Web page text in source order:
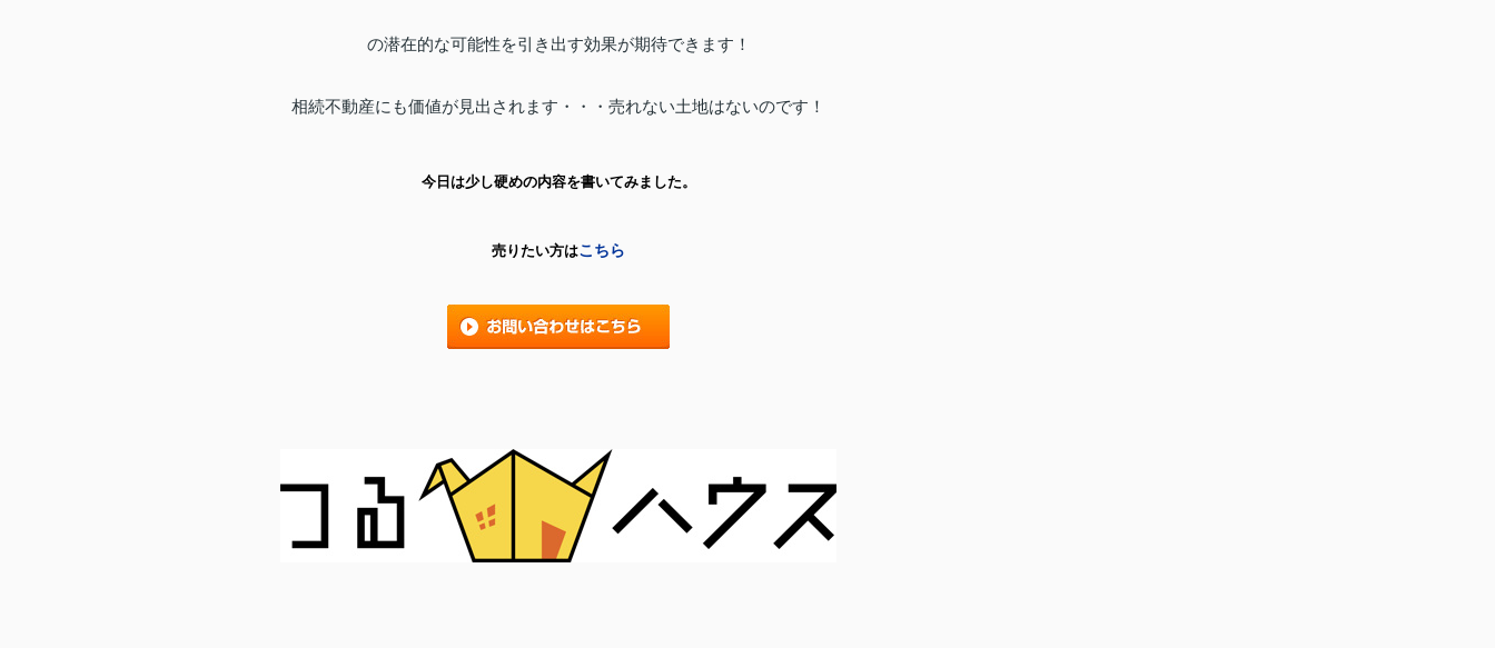
の潜在的な可能性を引き出す効果が期待できます！
相続不動産にも価値が見出されます・・・売れない土地はないのです！
今日は少し硬めの内容を書いてみました。
売りたい方はこちら